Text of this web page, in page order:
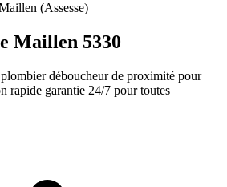
(Assesse)
Maillen 5330
déboucheur de proximité pour
rapide garantie 24/7 pour toutes